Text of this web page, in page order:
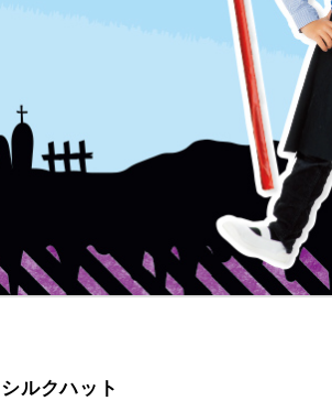
シルクハット